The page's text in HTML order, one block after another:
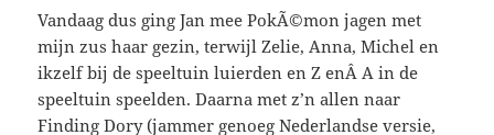
Vandaag dus ging Jan mee PokÃ©mon jagen met
mijn zus haar gezin, terwijl Zelie, Anna, Michel en
ikzelf bij de speeltuin luierden en Z enÂ A in de
speeltuin speelden. Daarna met z’n allen naar
Finding Dory (jammer genoeg Nederlandse versie,